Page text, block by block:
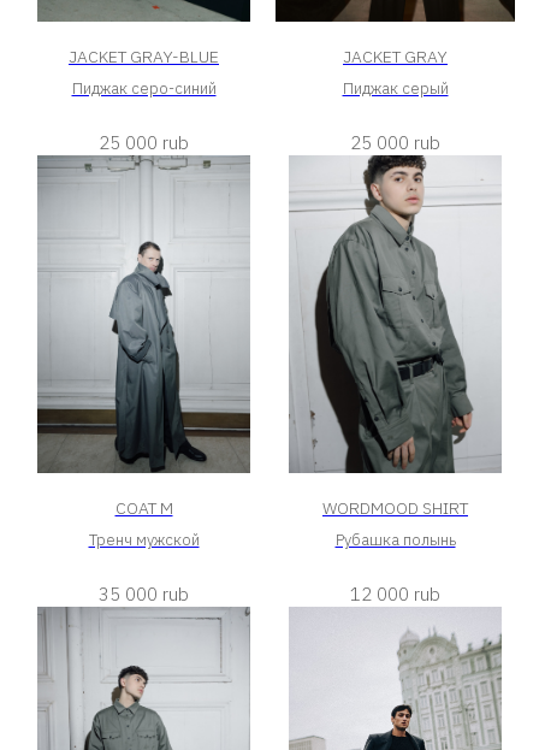
JACKET GRAY-BLUE
Пиджак серо-синий
25 000 rub
JACKET GRAY
Пиджак серый
25 000 rub
COAT M
Тренч мужской
35 000 rub
WORDMOOD SHIRT
Рубашка полынь
12 000 rub